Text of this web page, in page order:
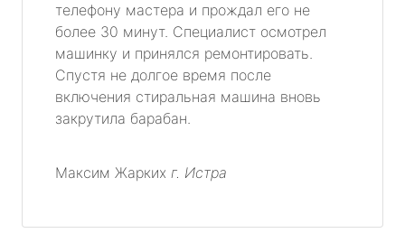
телефону мастера и прождал его не
более 30 минут. Специалист осмотрел
машинку и принялся ремонтировать.
Спустя не долгое время после
включения стиральная машина вновь
закрутила барабан.
Максим Жарких г. Истра